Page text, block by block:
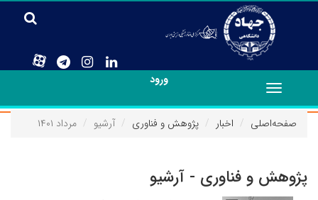
ورود
Toggle
navigation
صفحه‌اصلی
اخبار پژوهش و فناوری آرشیو مرداد ۱۴۰۱
پژوهش و فناوری - آرشیو